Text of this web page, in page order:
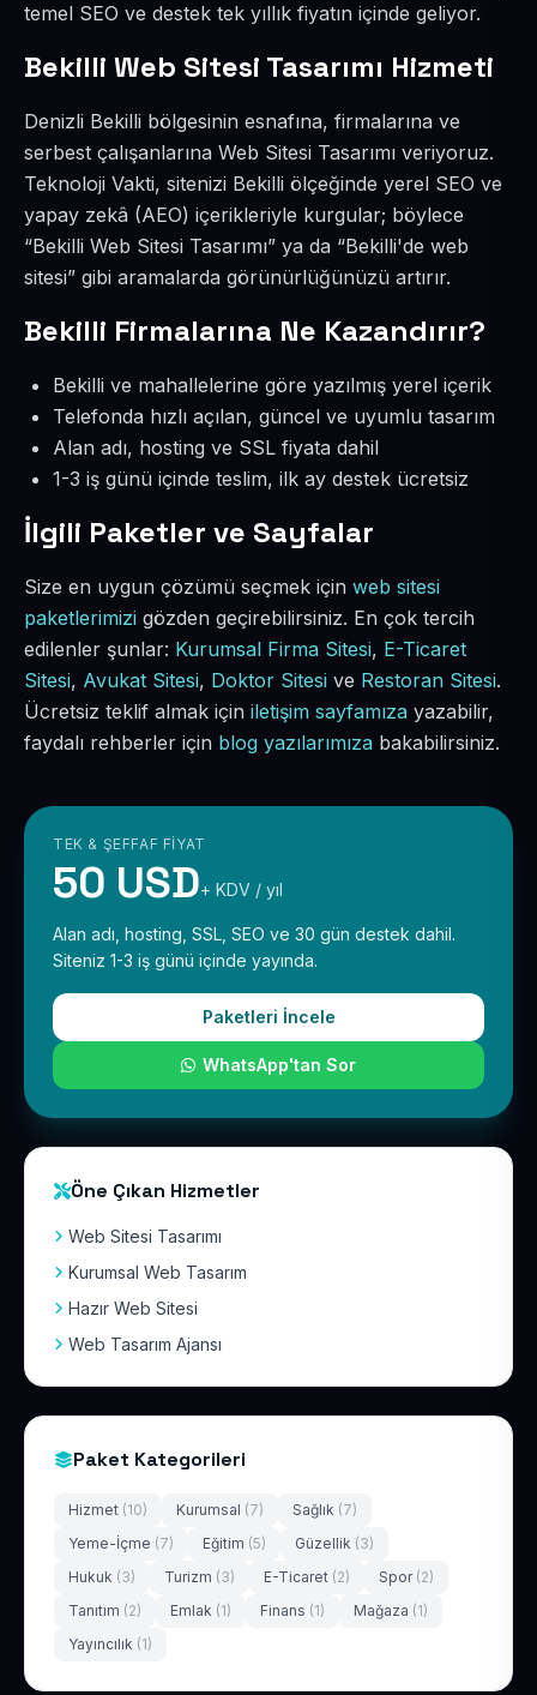
temel SEO ve destek tek yıllık fiyatın içinde geliyor.
Bekilli Web Sitesi Tasarımı Hizmeti
Denizli Bekilli bölgesinin esnafına, firmalarına ve
serbest çalışanlarına Web Sitesi Tasarımı veriyoruz.
Teknoloji Vakti, sitenizi Bekilli ölçeğinde yerel SEO ve
yapay zekâ (AEO) içerikleriyle kurgular; böylece
“Bekilli Web Sitesi Tasarımı” ya da “Bekilli'de web
sitesi” gibi aramalarda görünürlüğünüzü artırır.
Bekilli Firmalarına Ne Kazandırır?
Bekilli ve mahallelerine göre yazılmış yerel içerik
Telefonda hızlı açılan, güncel ve uyumlu tasarım
Alan adı, hosting ve SSL fiyata dahil
1-3 iş günü içinde teslim, ilk ay destek ücretsiz
İlgili Paketler ve Sayfalar
Size en uygun çözümü seçmek için web sitesi
paketlerimizi gözden geçirebilirsiniz. En çok tercih
edilenler şunlar: Kurumsal Firma Sitesi, E-Ticaret
Sitesi, Avukat Sitesi, Doktor Sitesi ve Restoran Sitesi.
Ücretsiz teklif almak için iletişim sayfamıza yazabilir,
faydalı rehberler için blog yazılarımıza bakabilirsiniz.
TEK & ŞEFFAF FIYAT
50 USD+ KDV / yıl
Alan adı, hosting, SSL, SEO ve 30 gün destek dahil.
Siteniz 1-3 iş günü içinde yayında.
Paketleri İncele
WhatsApp'tan Sor
Öne Çıkan Hizmetler
Web Sitesi Tasarımı
Kurumsal Web Tasarım
Hazır Web Sitesi
Web Tasarım Ajansı
Paket Kategorileri
Hizmet (10) Kurumsal (7) Sağlık (7)
Yeme-İçme (7) Eğitim (5) Güzellik (3)
Hukuk (3) Turizm (3) E-Ticaret (2) Spor (2)
Tanıtım (2) Emlak (1) Finans (1) Mağaza (1)
Yayıncılık (1)